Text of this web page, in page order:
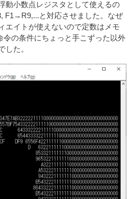
動小数点レジスタとして使えるの
F1→R9,...と対応させました。なぜ
エイトが使えないので定数はメモ
令の条件にちょっと手こずった以外
した。